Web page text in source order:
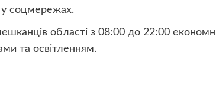
у соцмережах.
області з 08:00 до 22:00
та освітленням.